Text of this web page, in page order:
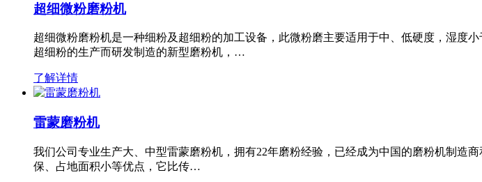
超细微粉磨粉机
超细微粉磨粉机是一种细粉及超细粉的加工设备，此微粉磨主要适用于中、低硬度，湿度
超细粉的生产而研发制造的新型磨粉机，…
了解详情
雷蒙磨粉机
我们公司专业生产大、中型雷蒙磨粉机，拥有22年磨粉经验，已经成为中国的磨粉机制造
保、占地面积小等优点，它比传…